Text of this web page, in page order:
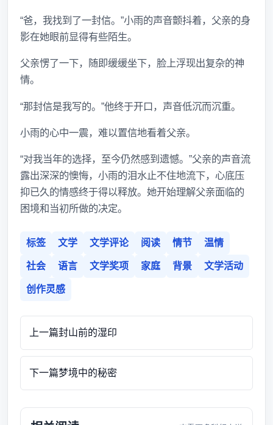
“爸，我找到了一封信。”小雨的声音颤抖着，父亲的身
影在她眼前显得有些陌生。
父亲愣了一下，随即缓缓坐下，脸上浮现出复杂的神
情。
“那封信是我写的。”他终于开口，声音低沉而沉重。
小雨的心中一震，难以置信地看着父亲。
“对我当年的选择，至今仍然感到遗憾。”父亲的声音流
露出深深的懊悔，小雨的泪水止不住地流下，心底压
抑已久的情感终于得以释放。她开始理解父亲面临的
困境和当初所做的决定。
标签 文学 文学评论 阅读 情节 温情
社会 语言 文学奖项 家庭 背景 文学活动
创作灵感
上一篇封山前的湿印
下一篇梦境中的秘密